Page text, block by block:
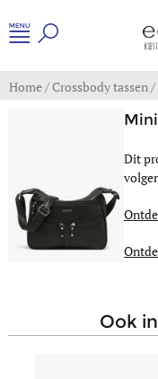
Home/Crossbody tassen/
Dit
ook